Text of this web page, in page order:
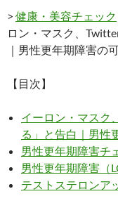
> 健康・美容チェック
ロン・マスク、
｜男性更年期障害の
【目次】
イーロン・マスク
る」と告白｜男性
男性更年期障害チ
男性更年期障害（
テストステロンア